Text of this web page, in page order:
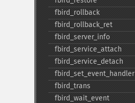
fbird_​rollback
fbird_​rollback_​ret
fbird_​server_​info
fbird_​service_​attach
fbird_​service_​detach
fbird_​set_​event_​handler
fbird_​trans
fbird_​wait_​event